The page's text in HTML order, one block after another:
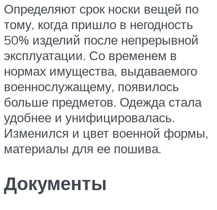
Определяют срок носки вещей по
тому, когда пришло в негодность
50% изделий после непрерывной
эксплуатации. Со временем в
нормах имущества, выдаваемого
военнослужащему, появилось
больше предметов. Одежда стала
удобнее и унифицировалась.
Изменился и цвет военной формы,
материалы для ее пошива.
Документы